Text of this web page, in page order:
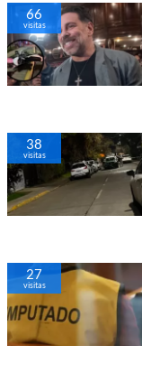
66
visitas
38
visitas
27
visitas